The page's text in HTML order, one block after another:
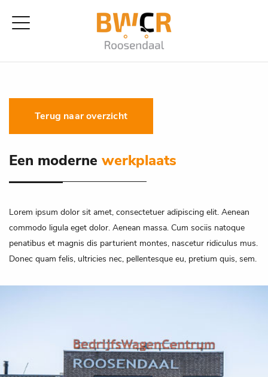
Terug naar overzicht
Een moderne werkplaats
Lorem ipsum dolor sit amet, consectetuer adipiscing elit. Aenean
commodo ligula eget dolor. Aenean massa. Cum sociis natoque
penatibus et magnis dis parturient montes, nascetur ridiculus mus.
Donec quam felis, ultricies nec, pellentesque eu, pretium quis, sem.